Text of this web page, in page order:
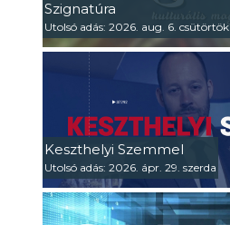
Szignatúra
Utolsó adás: 2026. aug. 6. csütörtök
Keszthelyi Szemmel
Utolsó adás: 2026. ápr. 29. szerda